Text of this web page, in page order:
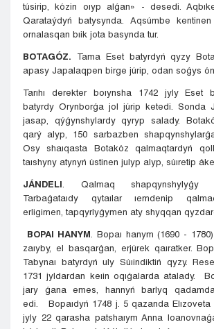
túsirip, kózin oıyp alǵan» - desedi.
Qarataýdyń batysynda. Aqsúmbe
ornalasqan bıik jota basynda tur.
BOTAGÓZ. Tama Eset batyrdyń qyzy
apasy Japalaqpen birge júrip, odan soǵys
Tarıhı derekter boıynsha 1742 jyly Eset
batyrdy Orynborǵa jol júrip ketedi. Sonda
jasap, qýǵynshylardy qyryp salady.
qarý alyp, 150 sarbazben
Osy shaıqasta Botakóz qalmaqtardyń
taıshyny atynyń ústinen julyp alyp, súıretip
JÁNDELI . Qalmaq shapqynshylyǵy
Tarbaǵataıdy qytaılar ıemdenip
erligimen, tapqyrlyǵymen aty shyqqan
BOPAI HANYM . Bopaı hanym (1690 -
zaıyby, el basqarǵan, erjúrek qaıratker.
Tabynaı batyrdyń uly Súıindiktiń qyzy.
1731 jyldardan keıin oqıǵalarda atalady.
jary ǵana emes, hannyń barlyq
edi. Bopaıdyń 1748 j. 5 qazanda Elızoveta
jyly 22 qarasha patshaıym Anna